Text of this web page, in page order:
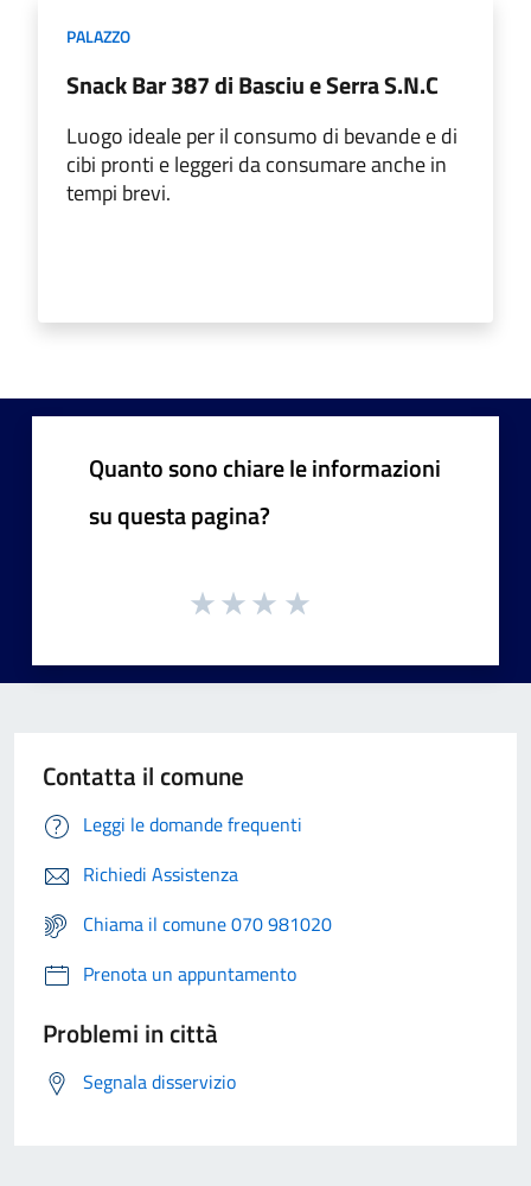
PALAZZO
Snack Bar 387 di Basciu e Serra S.N.C
Luogo ideale per il consumo di bevande e di
cibi pronti e leggeri da consumare anche in
tempi brevi.
Quanto sono chiare le informazioni
su questa pagina?
Contatta il comune
Leggi le domande frequenti
Richiedi Assistenza
Chiama il comune 070 981020
Prenota un appuntamento
Problemi in città
Segnala disservizio